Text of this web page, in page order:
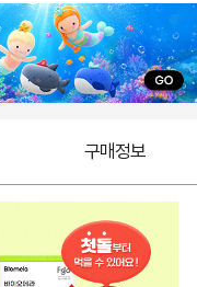
구매정보